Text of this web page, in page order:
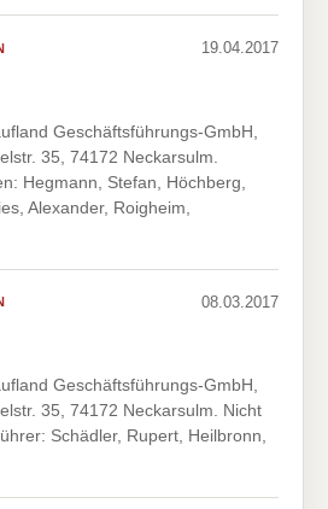
19.04.2017
Geschäftsführungs-GmbH,
35, 74172 Neckarsulm.
Hegmann, Stefan, Höchberg,
Alexander, Roigheim,
08.03.2017
Geschäftsführungs-GmbH,
35, 74172 Neckarsulm. Nicht
Schädler, Rupert, Heilbronn,